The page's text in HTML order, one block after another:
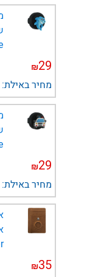
29
₪
מחיר באילת:
29
₪
מחיר באילת:
35
₪